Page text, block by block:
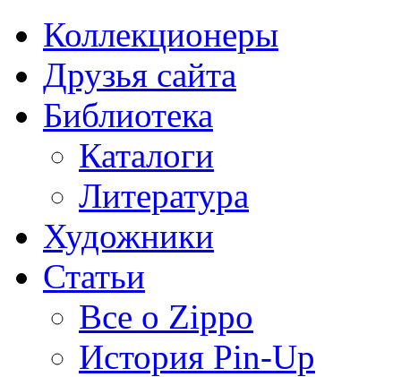
Коллекционеры
Друзья сайта
Библиотека
Каталоги
Литература
Художники
Статьи
Все о Zippo
История Pin-Up